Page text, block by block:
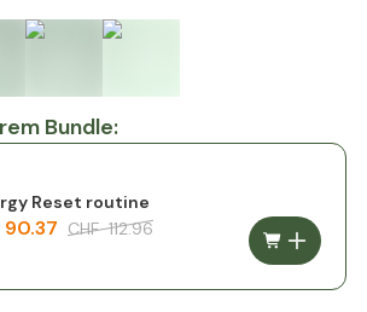
Bundle:
Reset routine
90.37 CHF 112.96